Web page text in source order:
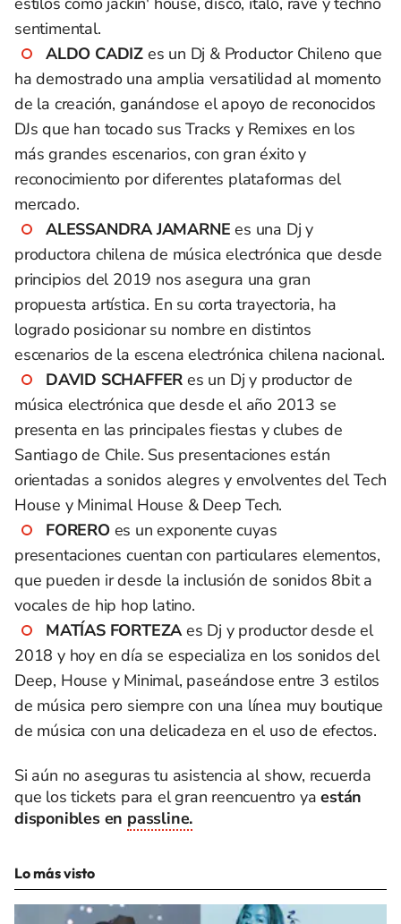
sentimental.
ALDO CADIZ es un Dj & Productor Chileno que
ha demostrado una amplia versatilidad al momento
de la creación, ganándose el apoyo de reconocidos
DJs que han tocado sus Tracks y Remixes en los
más grandes escenarios, con gran éxito y
reconocimiento por diferentes plataformas del
mercado.
ALESSANDRA JAMARNE es una Dj y
productora chilena de música electrónica que desde
principios del 2019 nos asegura una gran
propuesta artística. En su corta trayectoria, ha
logrado posicionar su nombre en distintos
escenarios de la escena electrónica chilena nacional.
DAVID SCHAFFER es un Dj y productor de
música electrónica que desde el año 2013 se
presenta en las principales fiestas y clubes de
Santiago de Chile. Sus presentaciones están
orientadas a sonidos alegres y envolventes del Tech
House y Minimal House & Deep Tech.
FORERO es un exponente cuyas
presentaciones cuentan con particulares elementos,
que pueden ir desde la inclusión de sonidos 8bit a
vocales de hip hop latino.
MATÍAS FORTEZAes Dj y productor desde el
2018 y hoy en día se especializa en los sonidos del
Deep, House y Minimal, paseándose entre 3 estilos
de música pero siempre con una línea muy boutique
de música con una delicadeza en el uso de efectos.
Si aún no aseguras tu asistencia al show, recuerda
que los tickets para el gran reencuentro yaestán
disponibles en passline.
Lo más visto